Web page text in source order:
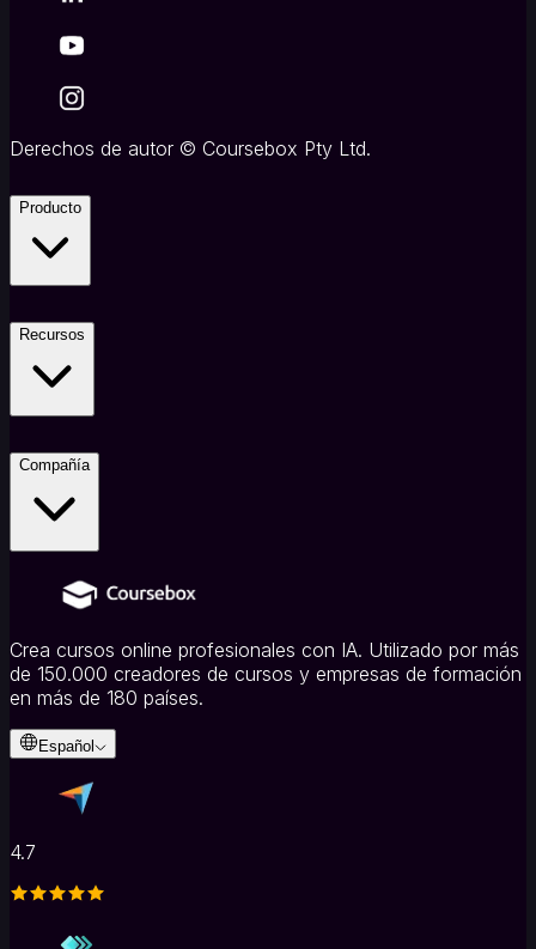
Derechos de autor © Coursebox Pty Ltd.
Producto
Recursos
Compañía
Crea cursos online profesionales con IA. Utilizado por más
de 150.000 creadores de cursos y empresas de formación
en más de 180 países.
Español
4.7